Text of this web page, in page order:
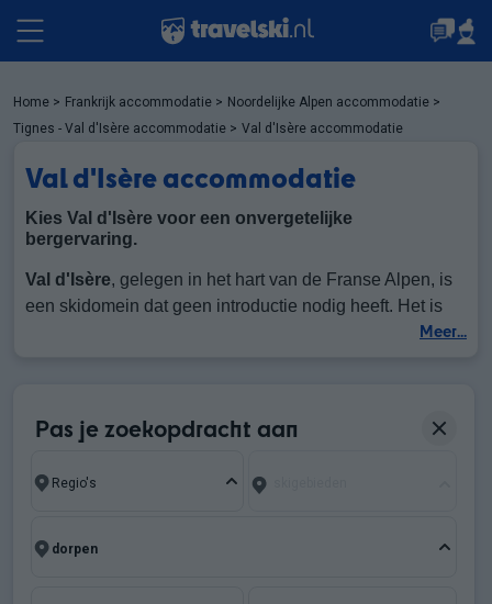
Pakketten
Accommodaties
Schoolvakanties
Home > Frankrijk accommodatie > Noordelijke Alpen accommodatie >
Tignes - Val d'Isère accommodatie > Val d'Isère accommodatie
Val d'Isère accommodatie
Kies Val d'Isère voor een onvergetelijke
bergervaring.
Val d'Isère, gelegen in het hart van de Franse Alpen, is
een skidomein dat geen introductie nodig heeft. Het is
een oase van verfijning, een ontmoetingsplaats voor
een hoogste hoogte van 3456 meter en 78 skipistes,
mogelijkheden voor alle soorten skiërs.
Meer...
Pas je zoekopdracht aan